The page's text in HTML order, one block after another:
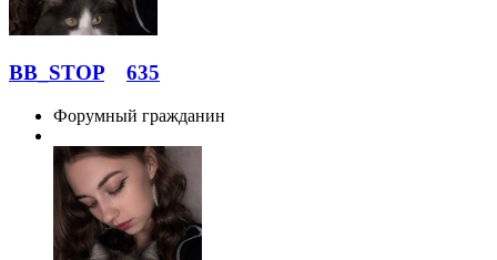
BB_STOP 635
Форумный гражданин